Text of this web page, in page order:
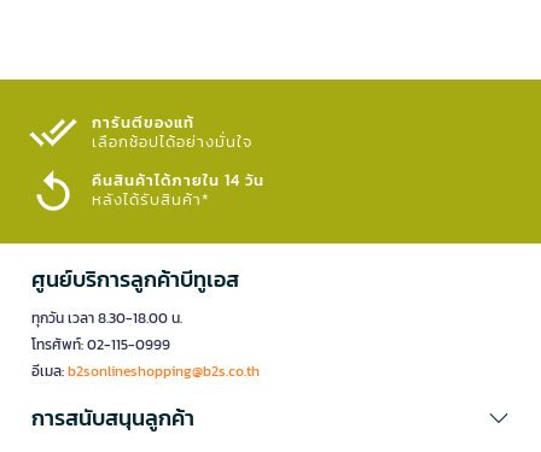
การันตีของแท้
เลือกช้อปได้อย่างมั่นใจ​
คืนสินค้าได้ภายใน 14 วัน
หลังได้รับสินค้า*
ศูนย์บริการลูกค้าบีทูเอส
ทุกวัน เวลา 8.30-18.00 น.
โทรศัพท์: 02-115-0999
อีเมล:b2sonlineshopping@b2s.co.th
การสนับสนุนลูกค้า